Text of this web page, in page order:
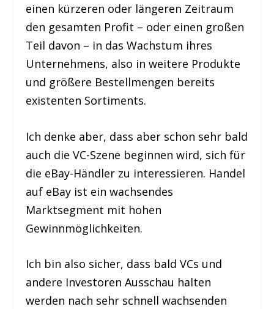
einen kürzeren oder längeren Zeitraum
den gesamten Profit – oder einen großen
Teil davon – in das Wachstum ihres
Unternehmens, also in weitere Produkte
und größere Bestellmengen bereits
existenten Sortiments.
Ich denke aber, dass aber schon sehr bald
auch die VC-Szene beginnen wird, sich für
die eBay-Händler zu interessieren. Handel
auf eBay ist ein wachsendes
Marktsegment mit hohen
Gewinnmöglichkeiten.
Ich bin also sicher, dass bald VCs und
andere Investoren Ausschau halten
werden nach sehr schnell wachsenden